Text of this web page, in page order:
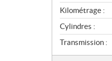
Kilométrage :
Cylindres :
Transmission :